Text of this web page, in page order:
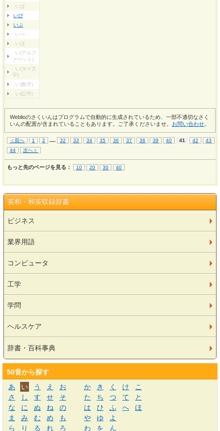
いぱ
いぴ
いぷ
いぺ
いぽ
い(アルフ
ァベット)
い(タイ文
字)
い(数字)
い(記号)
Weblioのさくいんはプログラムで自動的に生成されているため、一部不適切なさく
いんの配置が含まれていることもあります。ご了承くださいませ。 お問い合わせ
＜前へ 1 2 .... 32 33 34 35 36 37 38 39 40 41 42
43
44
次へ＞
もっと先のページを見る： 10 20 30 40
英和・和英収録辞書
ビジネス
業界用語
コンピュータ
工学
学問
ヘルスケア
辞書・百科事典
50音から探す
あ
い う え お か き く け
こ
さ
し す せ そ た ち つ て
と
な
に ぬ ね の は ひ ふ へ
ほ
ま
み む め も や ゆ
よ
ら
り る れ ろ わ を ん